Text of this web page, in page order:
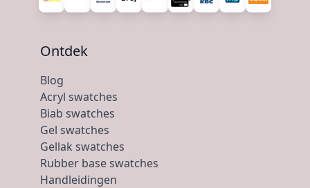
Ontdek
Blog
Acryl swatches
Biab swatches
Gel swatches
Gellak swatches
Rubber base swatches
Handleidingen